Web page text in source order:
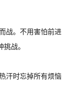
战。不用害怕前进
战。
汗时忘掉所有烦恼